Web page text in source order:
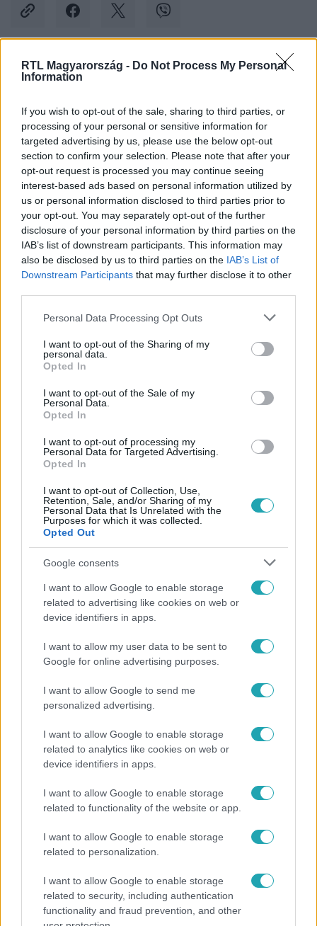
RTL Magyarország - Do Not Process My Personal
Information
If you wish to opt-out of the sale, sharing to third parties, or
processing of your personal or sensitive information for
targeted advertising by us, please use the below opt-out
section to confirm your selection. Please note that after your
opt-out request is processed you may continue seeing
interest-based ads based on personal information utilized by
us or personal information disclosed to third parties prior to
your opt-out. You may separately opt-out of the further
disclosure of your personal information by third parties on the
IAB’s list of downstream participants. This information may
also be disclosed by us to third parties on the IAB’s List of
Downstream Participants that may further disclose it to other
Please note that this website/app uses one or more Google
not limited to your visit or usage behaviour. You may click to
grant or deny consent to Google and its third-party tags to
use your data for below specified purposes in below Google
consent section.
Personal Data Processing Opt Outs
I want to opt-out of the Sharing of my
personal data.
Opted In
I want to opt-out of the Sale of my
Personal Data.
Opted In
I want to opt-out of processing my
Personal Data for Targeted Advertising.
Opted In
I want to opt-out of Collection, Use,
Retention, Sale, and/or Sharing of my
Personal Data that Is Unrelated with the
Purposes for which it was collected.
Opted Out
Google consents
I want to allow Google to enable storage
related to advertising like cookies on web or
device identifiers in apps.
I want to allow my user data to be sent to
Google for online advertising purposes.
I want to allow Google to send me
personalized advertising.
I want to allow Google to enable storage
related to analytics like cookies on web or
device identifiers in apps.
I want to allow Google to enable storage
related to functionality of the website or app.
I want to allow Google to enable storage
related to personalization.
I want to allow Google to enable storage
related to security, including authentication
functionality and fraud prevention, and other
Kövess minket, és értesülj a friss hírekről a
Követem
BALESET-BŰNÜGY FERIHEGY # GYORSFORGALMI
#ÚT #BALESET #SÉRÜLT
Népszerű
Grúz fiatal erőszakoskodott egy 18 éves magyar
lánnyal Hajdúszoboszlón, az áldozaton kínai
lányok segítettek
Horoszkóp